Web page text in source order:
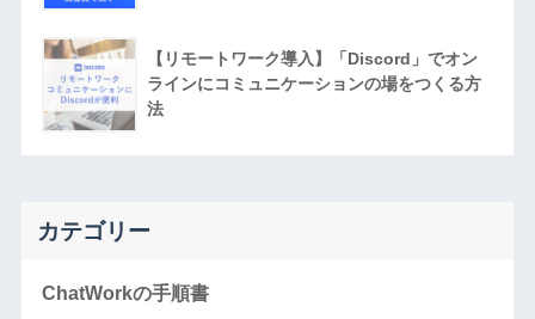
【リモートワーク導入】「Discord」でオン
ラインにコミュニケーションの場をつくる方
法
カテゴリー
ChatWorkの手順書